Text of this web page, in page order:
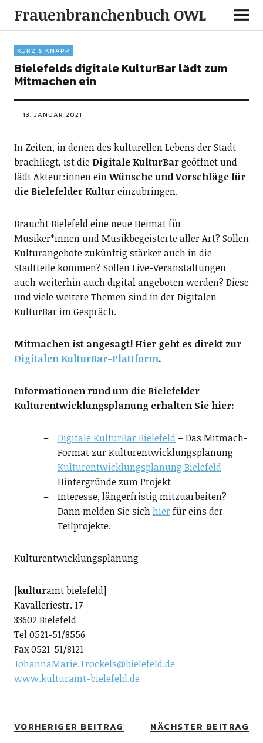
Frauenbranchenbuch OWL
KURZ & KNAPP
Bielefelds digitale KulturBar lädt zum
Mitmachen ein
13. JANUAR 2021
In Zeiten, in denen des kulturellen Lebens der Stadt
brachliegt, ist die Digitale KulturBargeöffnet und
lädt Akteur:innen einWünsche und Vorschläge für
die Bielefelder Kultureinzubringen.
Braucht Bielefeld eine neue Heimat für
Musiker*innen und Musikbegeisterte aller Art? Sollen
Kulturangebote zukünftig stärker auch in die
Stadtteile kommen? Sollen Live-Veranstaltungen
auch weiterhin auch digital angeboten werden? Diese
und viele weitere Themen sind in der Digitalen
KulturBar im Gespräch.
Mitmachen ist angesagt! Hier geht es direkt zur
Digitalen KulturBar-Plattform.
Informationen rund um die Bielefelder
Kulturentwicklungsplanung erhalten Sie hier:
Digitale KulturBar Bielefeld– Das Mitmach-
Format zur Kulturentwicklungsplanung
Kulturentwicklungsplanung Bielefeld–
Hintergründe zum Projekt
Interesse, längerfristig mitzuarbeiten?
Dann melden Sie sichhier für eins der
Teilprojekte.
Kulturentwicklungsplanung
[kulturamt bielefeld]
Kavalleriestr. 17
33602 Bielefeld
Tel 0521-51/8556
Fax 0521-51/8121
JohannaMarie.Trockels@bielefeld.de
www.kulturamt-bielefeld.de
VORHERIGER BEITRAG NÄCHSTER BEITRAG